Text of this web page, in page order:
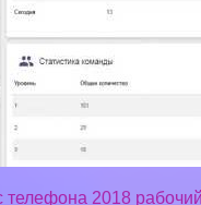
телефона 2018